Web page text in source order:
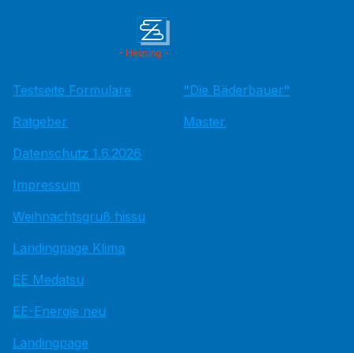
Testseite Formulare
Ratgeber
Datenschutz 1.6.2026
Impressum
Weihnachtsgruß hissu
Landingpage Klima
EE Medatsu
EE-Energie neu
Landingpage
"Die Bäderbauer"
Master